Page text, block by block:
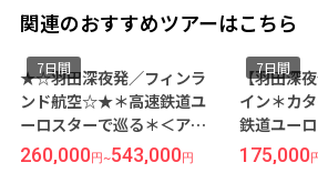
関連のおすすめツアーはこちら
ィンラ
鉄道ユ
＊＜アム
ッセル
ープラ
円
【羽田深夜発／5ッ星エアラ
イン＊カタール航空】高速
鉄道ユーロスターで西欧3ヶ
国周遊＜パリ×ブリュッセ
ル×アムステルダム＞7日間
7日間
175,000円~411,000円